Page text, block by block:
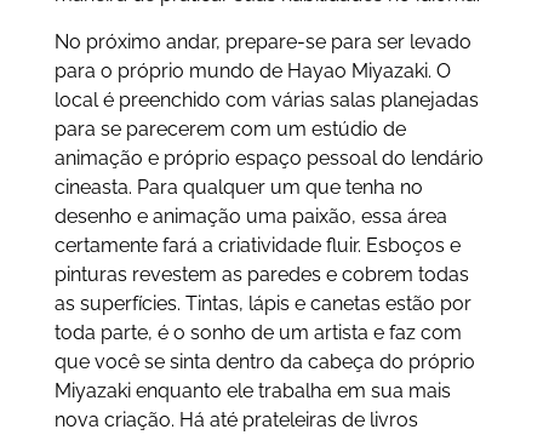
No próximo andar, prepare-se para ser levado
para o próprio mundo de Hayao Miyazaki. O
local é preenchido com várias salas planejadas
para se parecerem com um estúdio de
animação e próprio espaço pessoal do lendário
cineasta. Para qualquer um que tenha no
desenho e animação uma paixão, essa área
certamente fará a criatividade fluir. Esboços e
pinturas revestem as paredes e cobrem todas
as superfícies. Tintas, lápis e canetas estão por
toda parte, é o sonho de um artista e faz com
que você se sinta dentro da cabeça do próprio
Miyazaki enquanto ele trabalha em sua mais
nova criação. Há até prateleiras de livros